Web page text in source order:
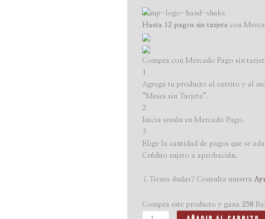
Hasta 12 pagos sin tarjeta con
Compra con Mercado Pago sin
1
Agrega tu producto al carrito y al
“Meses sin Tarjeta”.
2
Inicia sesión en Mercado Pago.
3
Elige la cantidad de pagos que se
Crédito sujeto a aprobación.
¿Tienes dudas? Consulta nuestra
Compra este producto y gana 258
Gran
melena
-
Champú
anti
caída
para
hombres
cantidad